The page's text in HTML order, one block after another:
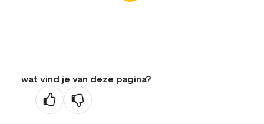
wat vind je van deze pagina?